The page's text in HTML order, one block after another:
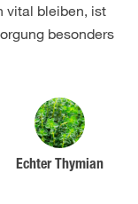
vital bleiben, ist
besonders
Echter Thymian